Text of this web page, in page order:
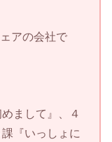
アの会社で
まして』、４
『いっしょに